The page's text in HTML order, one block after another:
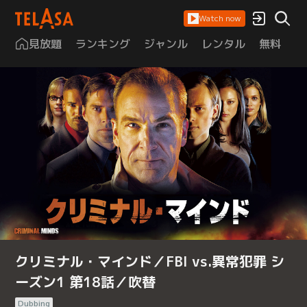
Watch now
見放題 ランキング ジャンル レンタル 無料
クリミナル・マインド／FBI vs.異常犯罪 シ
ーズン1 第18話／吹替
Dubbing